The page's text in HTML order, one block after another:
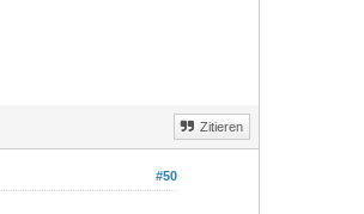
Zitieren
#50